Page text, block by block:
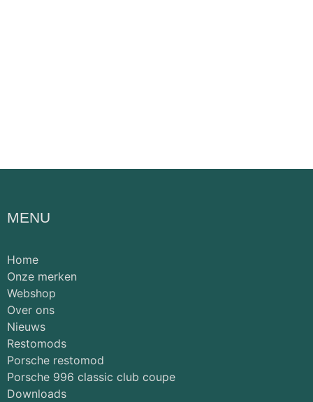
MENU
Home
Onze merken
Webshop
Over ons
Nieuws
Restomods
Porsche restomod
Porsche 996 classic club coupe
Downloads